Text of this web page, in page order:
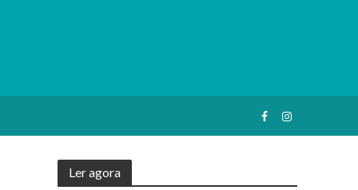
Ler agora